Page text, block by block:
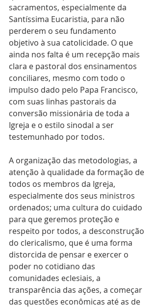
sacramentos, especialmente da
Santíssima Eucaristia, para não
perderem o seu fundamento
objetivo à sua catolicidade. O que
ainda nos falta é um recepção mais
clara e pastoral dos ensinamentos
conciliares, mesmo com todo o
impulso dado pelo Papa Francisco,
com suas linhas pastorais da
conversão missionária de toda a
Igreja e o estilo sinodal a ser
testemunhado por todos.
A organização das metodologias, a
atenção à qualidade da formação de
todos os membros da Igreja,
especialmente dos seus ministros
ordenados; uma cultura do cuidado
para que geremos proteção e
respeito por todos, a desconstrução
do clericalismo, que é uma forma
distorcida de pensar e exercer o
poder no cotidiano das
comunidades eclesiais, a
transparência das ações, a começar
das questões econômicas até as de